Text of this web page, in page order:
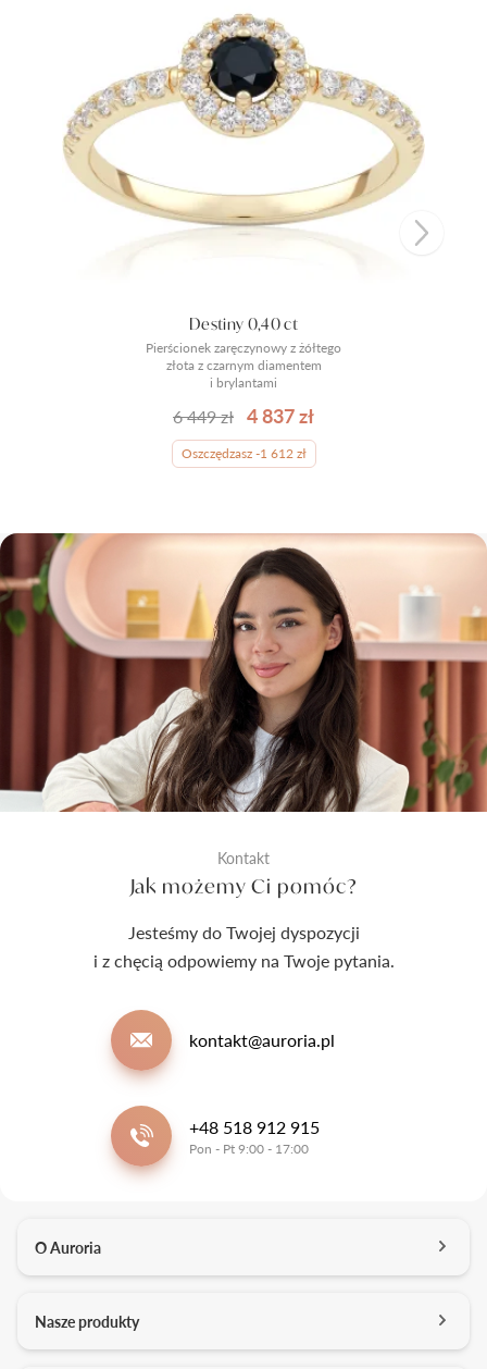
Pierścionek zaręczynowy z żółtego
złota z czarnym diamentem
i brylantami
Destiny 0,40 ct
6 449 zł 4 837 zł
Oszczędzasz -1 612 zł
Kontakt
Jak możemy Ci pomóc?
Jesteśmy do Twojej dyspozycji
i z chęcią odpowiemy na Twoje pytania.
kontakt@auroria.pl
+48 518 912 915
Pon - Pt 9:00 - 17:00
O Auroria
Kontakt
Nasze produkty